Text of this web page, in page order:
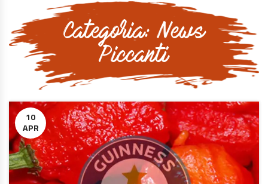
Categoria:News
Piccanti
10
APR